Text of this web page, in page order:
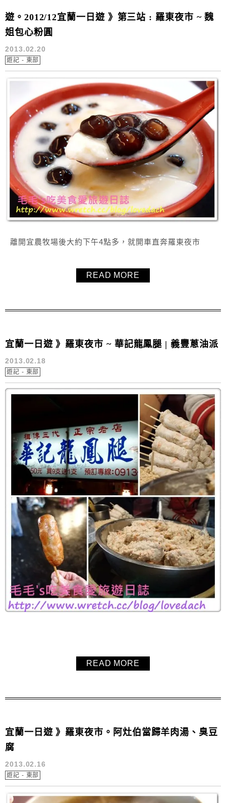
遊。2012/12宜蘭一日遊 》第三站 : 羅東夜市 ~ 魏
姐包心粉圓
2013.02.20
遊記 - 東部
離開宜農牧場後大約下午4點多，就開車直奔羅東夜市
READ MORE
宜蘭一日遊 》羅東夜市 ~ 華記龍鳳腿 | 義豐蔥油派
2013.02.18
遊記 - 東部
READ MORE
宜蘭一日遊 》羅東夜市。阿灶伯當歸羊肉湯、臭豆
腐
2013.02.16
遊記 - 東部